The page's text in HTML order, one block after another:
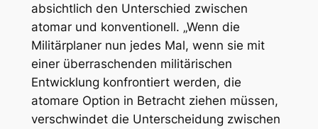
absichtlich den Unterschied zwischen
atomar und konventionell. „Wenn die
Militärplaner nun jedes Mal, wenn sie mit
einer überraschenden militärischen
Entwicklung konfrontiert werden, die
atomare Option in Betracht ziehen müssen,
verschwindet die Unterscheidung zwischen